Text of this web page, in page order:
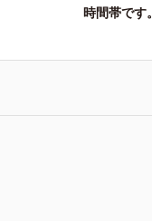
時間帯です。